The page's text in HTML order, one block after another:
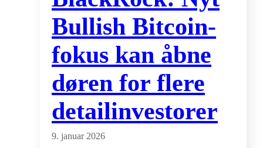
Bullish Bitcoin-
fokus kan åbne
døren for flere
detailinvestorer
9. januar 2026